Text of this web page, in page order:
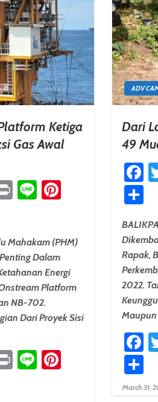
Ketiga
Gas Awal
Print
Line Pinterest
Mahakam (PHM)
Dalam
Energi
Platform
NB-702.
Dari Proyek Sisi
Print
Line Pinterest
ADV
Dari
49
Rapak,
2022.
Posted On
March 31,